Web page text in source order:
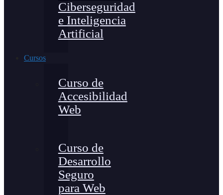
Ciberseguridad
e Inteligencia
Artificial
Cursos
Curso de
Accesibilidad
Web
Curso de
Desarrollo
Seguro
para Web